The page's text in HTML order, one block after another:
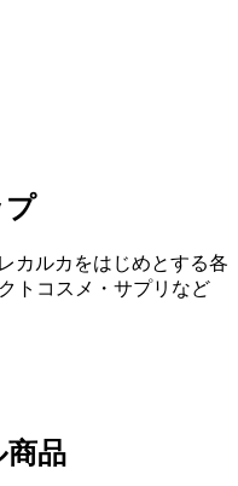
プ
カルカをはじめとする各
トコスメ・サプリなど
商品